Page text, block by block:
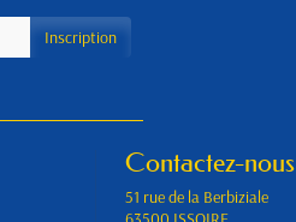
Contactez-nous
51 rue de la Berbiziale